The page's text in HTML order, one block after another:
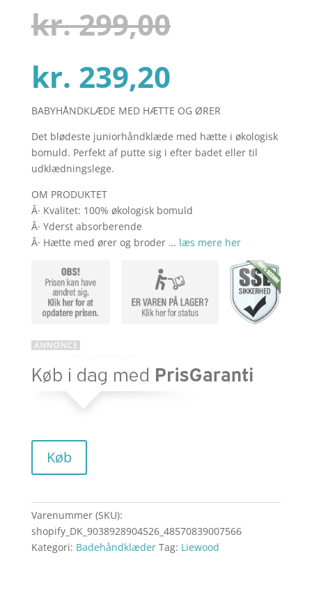
baseret
på
kundebedø
kr.299,00
pris
kr.
kr. 239,20Den
aktuelle
er:
kr.
BABYHÅNDKLÆDE MED HÆTTE OG ØRER
Det blødeste juniorhåndklæde med hætte i økologisk
bomuld. Perfekt af putte sig i efter badet eller til
udklædningslege.
OM PRODUKTET
Â· Kvalitet: 100% økologisk bomuld
Â· Yderst absorberende
Â· Hætte med ører og broder … læs mere her
Køb
Varenummer (SKU):
shopify_DK_9038928904526_48570839007566
Kategori: Badehåndklæder Tag: Liewood